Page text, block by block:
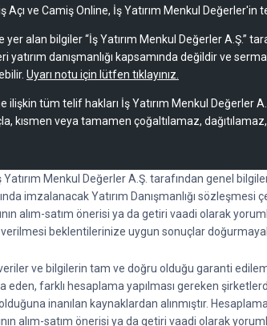
Açı ve Camiş Online, İş Yatırım Menkul Değerler'in
yer alan bilgiler “İş Yatırım Menkul Değerler A.Ş.”
yatırım danışmanlığı kapsamında değildir ve
Uyarı notu için lütfen tıklayınız.
ilişkin tüm telif hakları İş Yatırım Menkul Değerler
kısmen veya tamamen çoğaltılamaz,
Menkul Değerler A.Ş. tarafından genel
imzalanacak Yatırım Danışmanlığı
alım-satım önerisi ya da getiri vaadi olarak
verilmesi beklentilerinize uygun sonuçlar
ve bilgilerin tam ve doğru olduğu garanti
farklı hesaplama yapılması gereken
inanılan kaynaklardan alınmıştır.
alım-satım önerisi ya da getiri vaadi olarak